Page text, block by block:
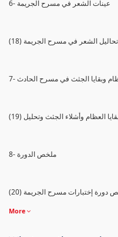
6- عينات الشعر في مسرح الجريمة
(18) تحاليل الشعر في مسرح الجريمة
وبقايا الجثث في مسرح الحادث
8- ملخص الدورة
دورة إختبارات مسرح الجريمة
More